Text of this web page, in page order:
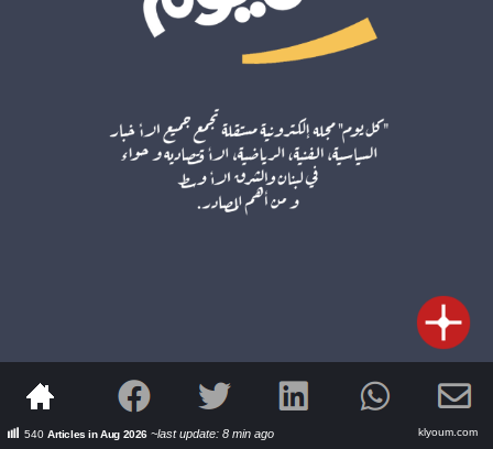
"كل يوم" مجلة إلكترونية مستقلة تجمع جميع الأخبار
السياسية، الفنية، الرياضية، الاقتصادية وحواء من نبض
540Articles in Aug 2026~last update: 8 min ago klyoum.com